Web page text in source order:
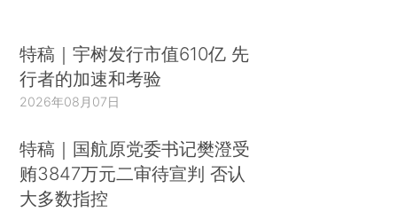
特稿｜宇树发行市值610亿 先
行者的加速和考验
2026年08月07日
特稿｜国航原党委书记樊澄受
贿3847万元二审待宣判 否认
大多数指控